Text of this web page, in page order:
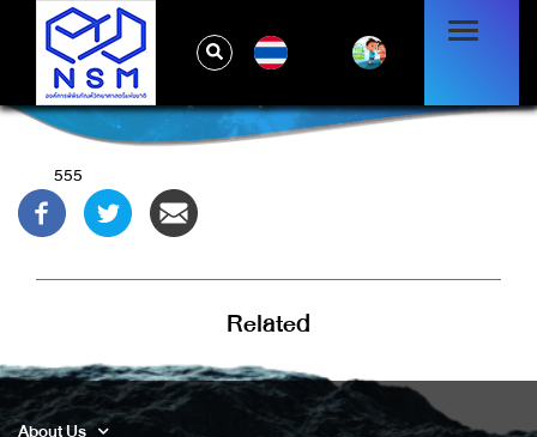
1'"
555
Related